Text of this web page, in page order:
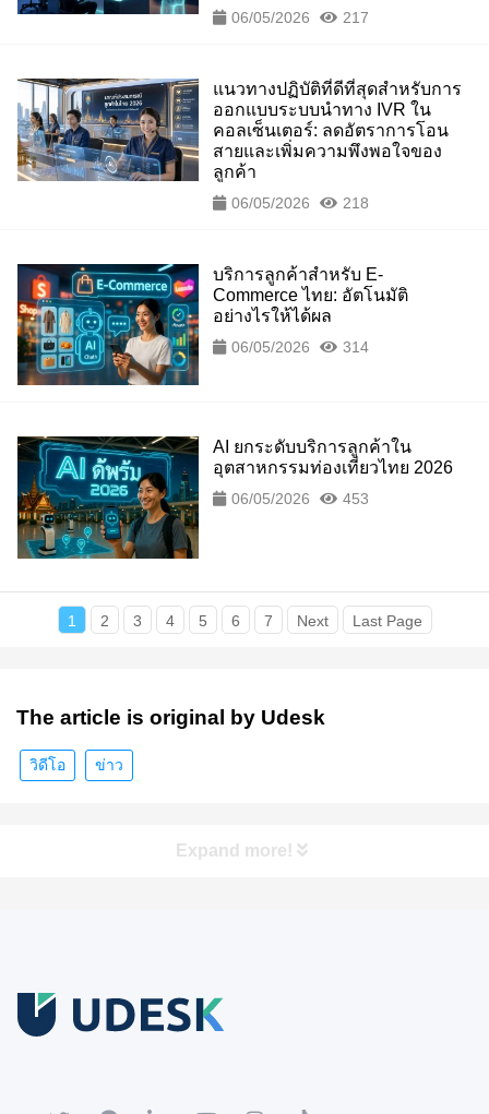
06/05/2026 217
แนวทางปฏิบัติที่ดีที่สุดสำหรับการ
ออกแบบระบบนำทาง IVR ใน
คอลเซ็นเตอร์: ลดอัตราการโอน
สายและเพิ่มความพึงพอใจของ
ลูกค้า
06/05/2026 218
บริการลูกค้าสำหรับ E-
Commerce ไทย: อัตโนมัติ
อย่างไรให้ได้ผล
06/05/2026 314
AI ยกระดับบริการลูกค้าใน
อุตสาหกรรมท่องเที่ยวไทย 2026
06/05/2026 453
1 2 3 4 5 6 7 Next Last Page
The article is original by Udesk
วิดีโอ ข่าว
Expand more!